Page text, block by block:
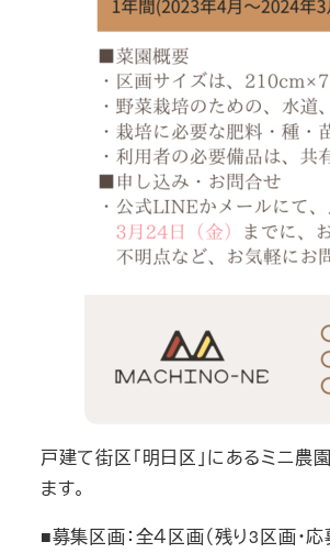
戸建て街区「明日区」にあるミニ農
ます。
■募集区画：全４区画（残り3区画・